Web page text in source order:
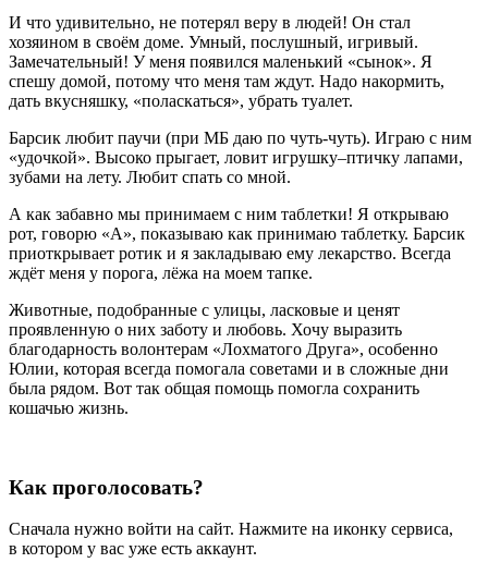
И что удивительно, не потерял веру в людей! Он стал
хозяином в своём доме. Умный, послушный, игривый.
Замечательный! У меня появился маленький «сынок». Я
спешу домой, потому что меня там ждут. Надо накормить,
дать вкусняшку, «поласкаться», убрать туалет.
Барсик любит паучи (при МБ даю по чуть-чуть). Играю с ним
«удочкой». Высоко прыгает, ловит игрушку–птичку лапами,
зубами на лету. Любит спать со мной.
А как забавно мы принимаем с ним таблетки! Я открываю
рот, говорю «А», показываю как принимаю таблетку. Барсик
приоткрывает ротик и я закладываю ему лекарство. Всегда
ждёт меня у порога, лёжа на моем тапке.
Животные, подобранные с улицы, ласковые и ценят
проявленную о них заботу и любовь. Хочу выразить
благодарность волонтерам «Лохматого Друга», особенно
Юлии, которая всегда помогала советами и в сложные дни
была рядом. Вот так общая помощь помогла сохранить
кошачью жизнь.
Как проголосовать?
Сначала нужно войти на сайт. Нажмите на иконку сервиса,
в котором у вас уже есть аккаунт.